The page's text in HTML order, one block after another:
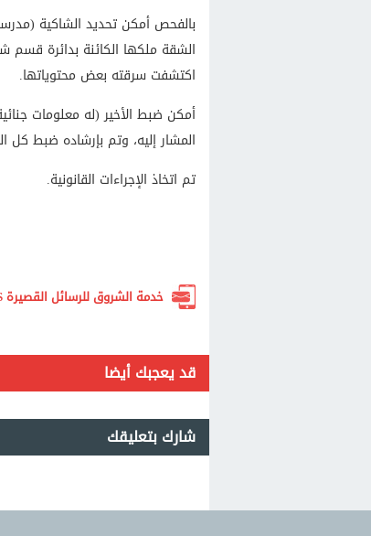
بالفحص أمكن تحديد الشاكية
الشقة ملكها الكائنة بدائرة قسم
اكتشفت سرقته بعض محتوياتها.
أمكن ضبط الأخير (له معلومات
المشار إليه، وتم بإرشاده ضبط كل
تم اتخاذ الإجراءات القانونية.
خدمة الشروق للرسائل القصيرة SMS.. اشترك الآن لتصلك أهم الأخبار لحظة بلحظة
قد يعجبك أيضا
شارك بتعليقك